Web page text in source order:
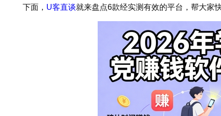
下面， U客直谈就来盘点6款经实测有效的平台，帮大家